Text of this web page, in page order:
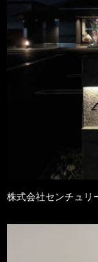
株式会社センチュ